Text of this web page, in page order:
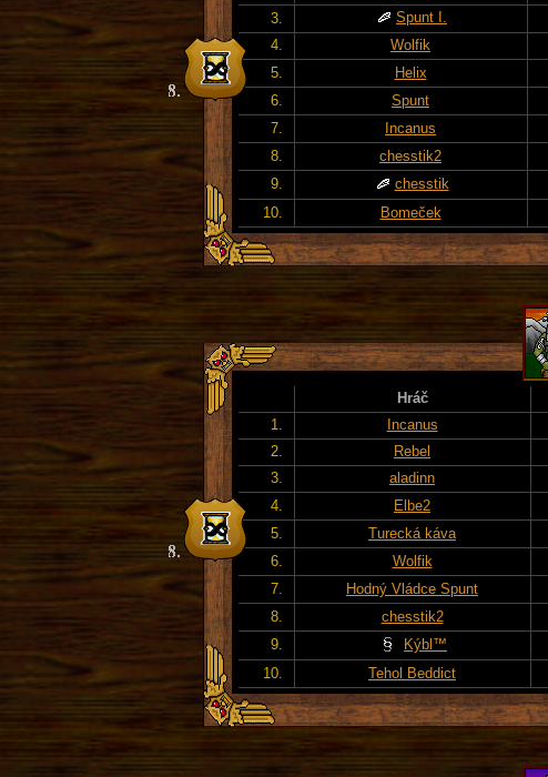
3.
Spunt I.
4.
Wolfik
5.
Helix
6.
Spunt
7.
Incanus
8.
chesstik2
9.
chesstik
10.
Bomeček
Hráč
1.
Incanus
2.
Rebel
3.
aladinn
4.
Elbe2
5.
Turecká káva
6.
Wolfik
7.
Hodný Vládce Spunt
8.
chesstik2
9.
Kýbl™
10.
Tehol Beddict